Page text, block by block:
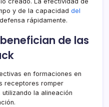
y de la capacidad del
rápidamente.
de las
en formaciones en
receptores romper
la alineación